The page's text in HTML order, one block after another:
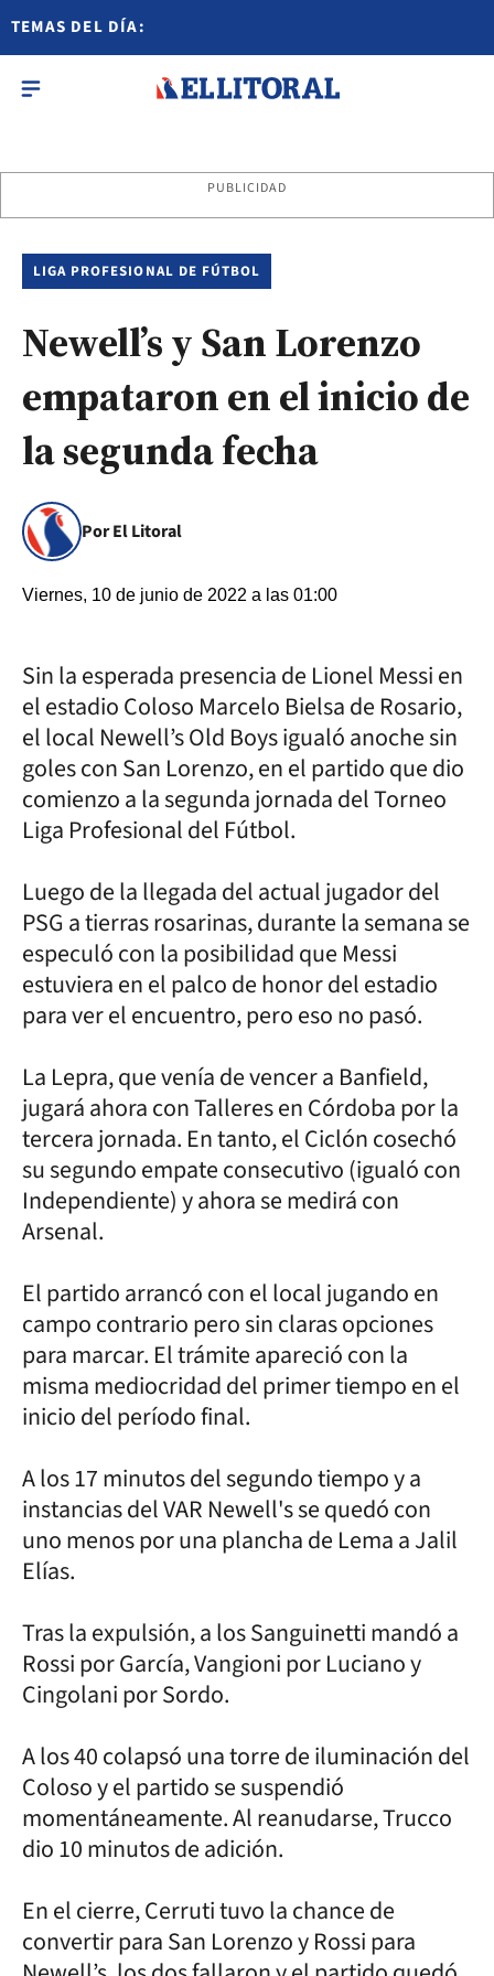
TEMAS DEL DÍA:
PUBLICIDAD
LIGA PROFESIONAL DE FÚTBOL
Newell’s y San Lorenzo
empataron en el inicio de
la segunda fecha
Por El Litoral
Viernes, 10 de junio de 2022 a las 01:00
Sin la esperada presencia de Lionel Messi en
el estadio Coloso Marcelo Bielsa de Rosario,
el local Newell’s Old Boys igualó anoche sin
goles con San Lorenzo, en el partido que dio
comienzo a la segunda jornada del Torneo
Liga Profesional del Fútbol.
Luego de la llegada del actual jugador del
PSG a tierras rosarinas, durante la semana se
especuló con la posibilidad que Messi
estuviera en el palco de honor del estadio
para ver el encuentro, pero eso no pasó.
La Lepra, que venía de vencer a Banfield,
jugará ahora con Talleres en Córdoba por la
tercera jornada. En tanto, el Ciclón cosechó
su segundo empate consecutivo (igualó con
Independiente) y ahora se medirá con
Arsenal.
El partido arrancó con el local jugando en
campo contrario pero sin claras opciones
para marcar. El trámite apareció con la
misma mediocridad del primer tiempo en el
inicio del período final.
A los 17 minutos del segundo tiempo y a
instancias del VAR Newell's se quedó con
uno menos por una plancha de Lema a Jalil
Elías.
Tras la expulsión, a los Sanguinetti mandó a
Rossi por García, Vangioni por Luciano y
Cingolani por Sordo.
A los 40 colapsó una torre de iluminación del
Coloso y el partido se suspendió
momentáneamente. Al reanudarse, Trucco
dio 10 minutos de adición.
En el cierre, Cerruti tuvo la chance de
convertir para San Lorenzo y Rossi para